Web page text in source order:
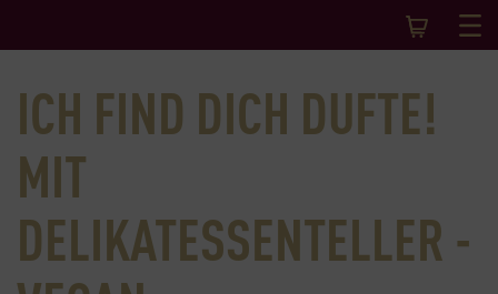
ICH FIND DICH DUFTE!
MIT
DELIKATESSENTELLER -